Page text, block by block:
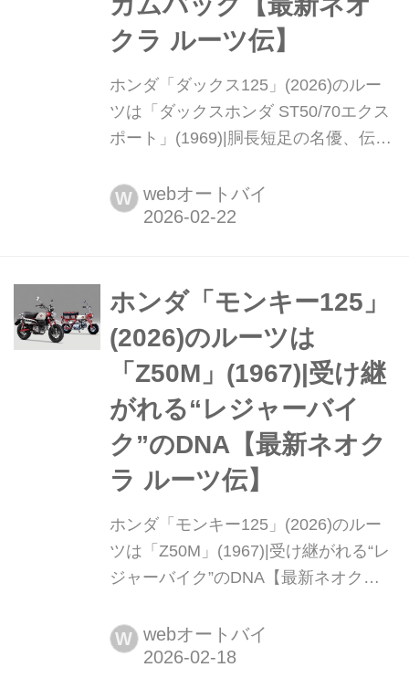
クラ ルーツ伝】
ホンダ「ダックス125」(2026)のルー
ツは「ダックスホンダ ST50/70エクス
ポート」(1969)|胴長短足の名優、伝統
【最新ネオクラ ルーツ伝】 1969年生
まれの胴長短足レジャーバイク「ダッ
は、過去の技術を磨き直し、原点回帰
と進化を一台で体現している。まとめ:
オートバイ編集部 写真:ホンダ▶▶▶
写真はこちら|ホンダ「ダックスホンダ
ST50/70エクスポー...
W webオートバイ
ホンダ「モンキー125」
(2026)のルーツは
「Z50M」(1967)|受け継
がれる“レジャーバイ
ク”のDNA【最新ネオク
ラ ルーツ伝】
ホンダ「モンキー125」(2026)のルー
ツは「Z50M」(1967)|受け継がれる“レ
ジャーバイク”のDNA【最新ネオクラ
以上、愛らしい姿で世代を超えて愛さ
れてきたホンダ・モンキー。時代の変
W webオートバイ